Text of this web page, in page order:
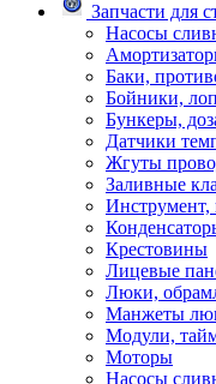
Запчасти для
Насосы
Баки,
Бойники,
Бункеры,
Датчики
Жгуты
Заливные
Крестовины
Лицевые
Люки,
Манжеты
Модули,
Моторы
Насосы